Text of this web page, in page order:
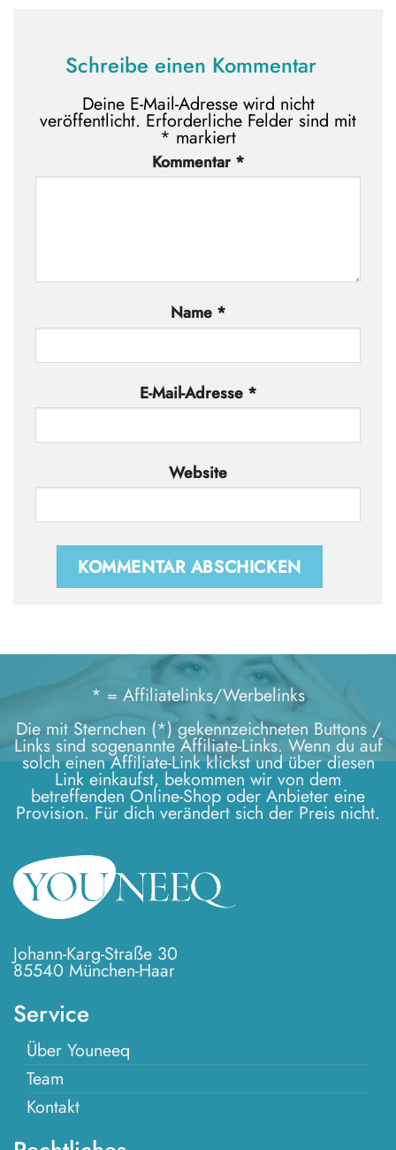
Schreibe einen Kommentar
Deine E-Mail-Adresse wird nicht
veröffentlicht. Erforderliche Felder sind mit
* markiert
Kommentar *
Name *
E-Mail-Adresse *
Website
* = Affiliatelinks/Werbelinks
Die mit Sternchen (*) gekennzeichneten Buttons /
Links sind sogenannte Affiliate-Links. Wenn du auf
solch einen Affiliate-Link klickst und über diesen
Link einkaufst, bekommen wir von dem
betreffenden Online-Shop oder Anbieter eine
Provision. Für dich verändert sich der Preis nicht.
Johann-Karg-Straße 30
85540 München-Haar
Service
Über Youneeq
Team
Kontakt